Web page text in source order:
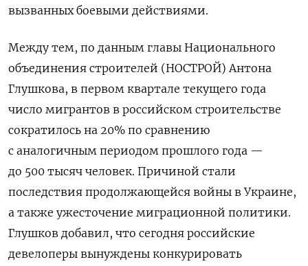
вызванных боевыми действиями.
Между тем, по данным главы Национального
объединения строителей (НОСТРОЙ) Антона
Глушкова, в первом квартале текущего года
число мигрантов в российском строительстве
сократилось на 20% по сравнению
с аналогичным периодом прошлого года —
до 500 тысяч человек. Причиной стали
последствия продолжающейся войны в Украине,
а также ужесточение миграционной политики.
Глушков добавил, что сегодня российские
девелоперы вынуждены конкурировать